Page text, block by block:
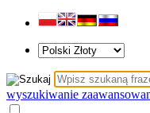
wyszukiwanie